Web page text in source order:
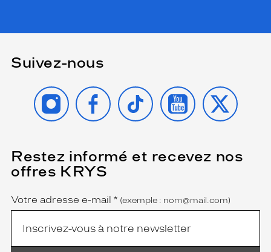
Suivez-nous
INSTAGRAMFACEBOOK
TIKTOK YOUTUBE
X
Restez informé et recevez nos
offres KRYS
Name
Votre adresse e-mail *
(Ce
champ
est
obligatoire)
(exemple : nom@mail.com)